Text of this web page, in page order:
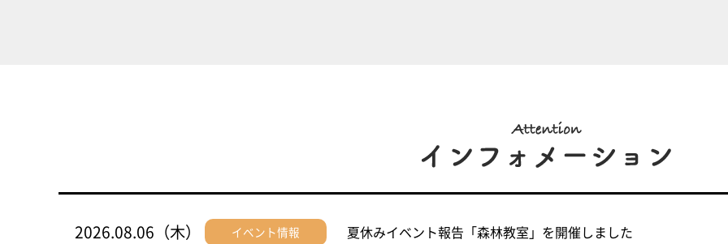
2026.08.06（木） イベント情報 夏休みイベント報告「森林教室」を開催しました